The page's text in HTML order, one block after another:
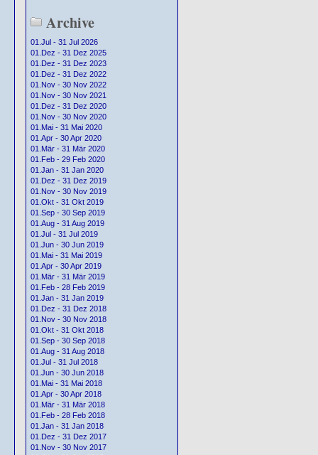
Archive
01.Jul - 31 Jul 2026
01.Dez - 31 Dez 2025
01.Dez - 31 Dez 2023
01.Dez - 31 Dez 2022
01.Nov - 30 Nov 2022
01.Nov - 30 Nov 2021
01.Dez - 31 Dez 2020
01.Nov - 30 Nov 2020
01.Mai - 31 Mai 2020
01.Apr - 30 Apr 2020
01.Mär - 31 Mär 2020
01.Feb - 29 Feb 2020
01.Jan - 31 Jan 2020
01.Dez - 31 Dez 2019
01.Nov - 30 Nov 2019
01.Okt - 31 Okt 2019
01.Sep - 30 Sep 2019
01.Aug - 31 Aug 2019
01.Jul - 31 Jul 2019
01.Jun - 30 Jun 2019
01.Mai - 31 Mai 2019
01.Apr - 30 Apr 2019
01.Mär - 31 Mär 2019
01.Feb - 28 Feb 2019
01.Jan - 31 Jan 2019
01.Dez - 31 Dez 2018
01.Nov - 30 Nov 2018
01.Okt - 31 Okt 2018
01.Sep - 30 Sep 2018
01.Aug - 31 Aug 2018
01.Jul - 31 Jul 2018
01.Jun - 30 Jun 2018
01.Mai - 31 Mai 2018
01.Apr - 30 Apr 2018
01.Mär - 31 Mär 2018
01.Feb - 28 Feb 2018
01.Jan - 31 Jan 2018
01.Dez - 31 Dez 2017
01.Nov - 30 Nov 2017